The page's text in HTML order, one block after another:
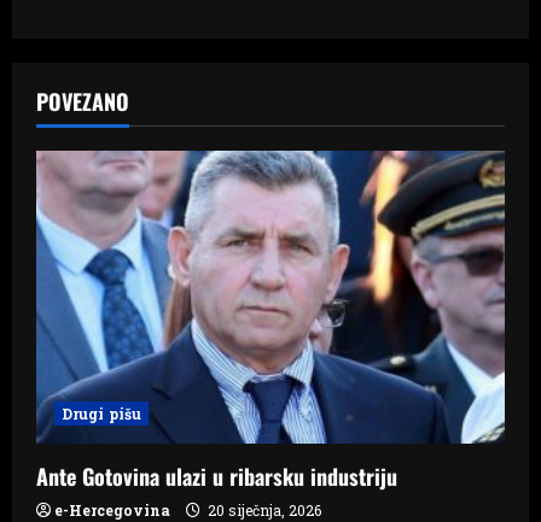
v
i
g
a
t
o
n
POVEZANO
Drugi pišu
Ante Gotovina ulazi u ribarsku industriju
e-Hercegovina 20 siječnja, 2026